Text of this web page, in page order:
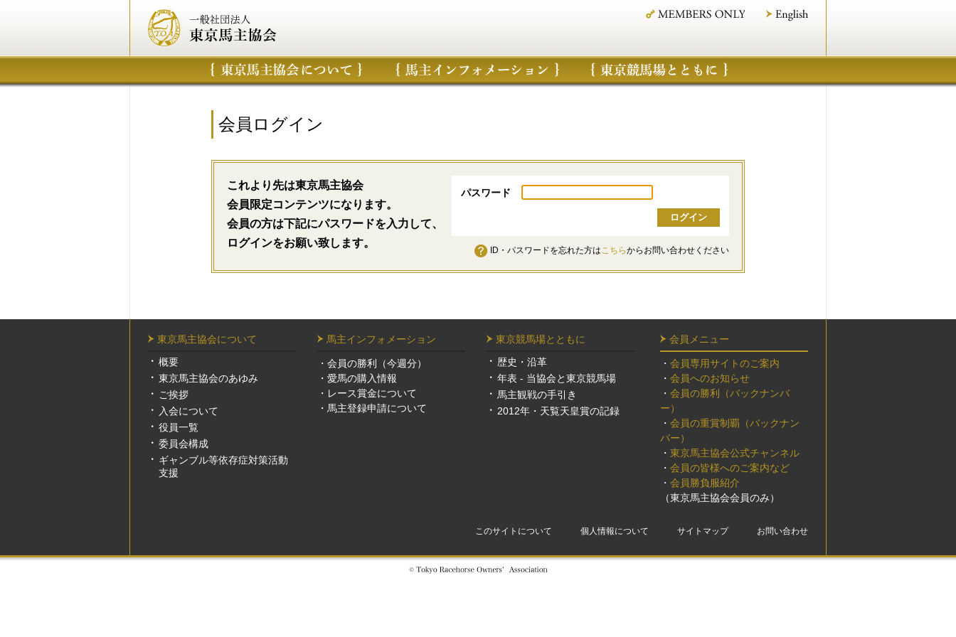
会員ログイン
これより先は東京馬主協会
会員限定コンテンツになります。
会員の方は下記にパスワードを入力して、
ログインをお願い致します。
パスワード
ID・パスワードを忘れた方はこちらからお問い合わせください
東京馬主協会について
概要
東京馬主協会のあゆみ
ご挨拶
入会について
役員一覧
委員会構成
ギャンブル等依存症対策活動
支援
馬主インフォメーション
・ 会員の勝利（今週分）
・ 愛馬の購入情報
・ レース賞金について
・ 馬主登録申請について
東京競馬場とともに
歴史・沿革
年表 - 当協会と東京競馬場
馬主観戦の手引き
2012年・天覧天皇賞の記録
会員メニュー
・ 会員専用サイトのご案内
・ 会員へのお知らせ
・ 会員の勝利（バックナンバ
ー）
・ 会員の重賞制覇（バックナン
バー）
・ 東京馬主協会公式チャンネル
・ 会員の皆様へのご案内など
・ 会員勝負服紹介
（東京馬主協会会員のみ）
このサイトについて 個人情報について サイトマップ お問い合わせ